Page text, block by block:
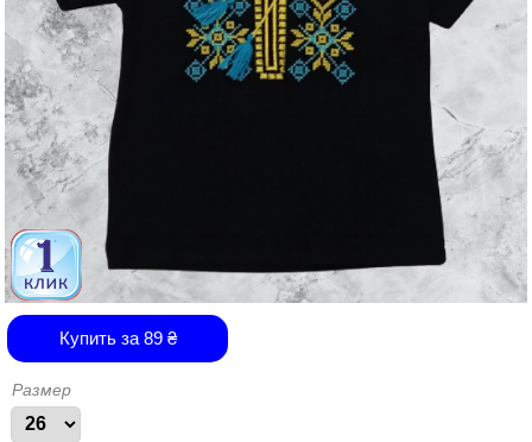
Купить за 89₴
Размер